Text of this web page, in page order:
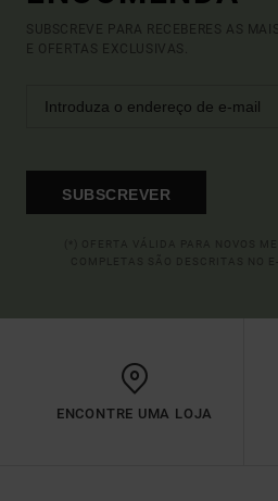
SUBSCREVE PARA RECEBERES AS
E OFERTAS EXCLUSIVAS.
SUBSCREVER
ENCONTRE UMA LOJA